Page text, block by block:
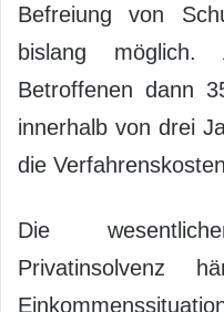
Befreiung von
bislang möglich.
Betroffenen dann
innerhalb von drei
die
Die
Privatinsolvenz